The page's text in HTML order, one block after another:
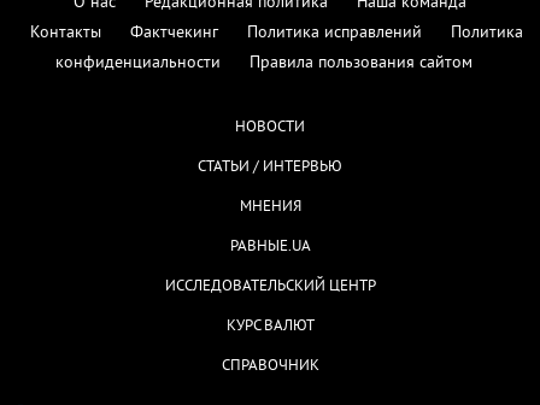
Контакты
Фактчекинг Политика исправлений
Политика
конфиденциальности
Правила пользования сайтом
НОВОСТИ
СТАТЬИ / ИНТЕРВЬЮ
МНЕНИЯ
РАВНЫЕ.UA
ИССЛЕДОВАТЕЛЬСКИЙ ЦЕНТР
КУРС ВАЛЮТ
СПРАВОЧНИК